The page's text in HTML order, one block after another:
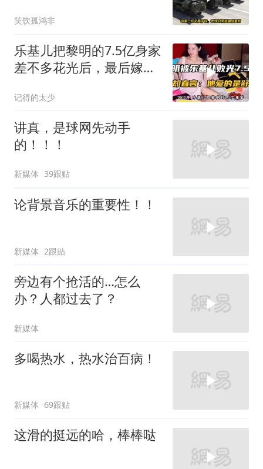
笑饮孤鸿非
乐基儿把黎明的7.5亿身家
差不多花光后，最后嫁给
记得的太少
讲真，是球网先动手
的！！！
新媒体 39跟贴
论背景音乐的重要性！！
新媒体 2跟贴
旁边有个抢活的…怎么
办？人都过去了？
新媒体
多喝热水，热水治百病！
新媒体 69跟贴
这滑的挺远的哈，棒棒哒